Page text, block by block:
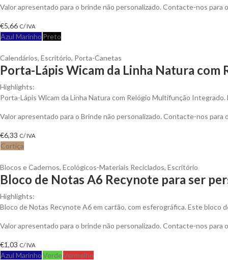
Valor apresentado para o brinde não personalizado. Contacte-nos
€5,66 C/ IVA
Azul Marinho Preto
Calendários, Escritório, Porta-Canetas
Porta-Lápis Wicam da Linha Natura
Highlights:
Porta-Lápis Wicam da Linha Natura com Relógio Multifunção
Valor apresentado para o Brinde não personalizado. Contacte-nos
€6,33 C/ IVA
Cortiça
Blocos e Cadernos, Ecológicos-Materiais Reciclados, Escritório
Bloco de Notas A6 Recynote para ser
Highlights:
Bloco de Notas Recynote A6 em cartão, com esferográfica. Este bloco
Valor apresentado para o brinde não personalizado. Contacte-nos
€1,03 C/ IVA
Azul MarinhoVerdeVermelho